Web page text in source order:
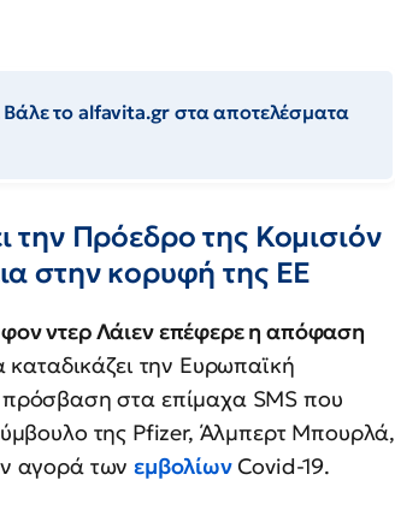
Βάλε το alfavita.gr στα αποτελέσματα
Πρόεδρο της Κομισιόν
στην κορυφή της ΕΕ
ντερ Λάιεν επέφερε η απόφαση
καταδικάζει την Ευρωπαϊκή
στα επίμαχα SMS που
της Pfizer, Άλμπερτ Μπουρλά,
αγορά τωνεμβολίων Covid-19.